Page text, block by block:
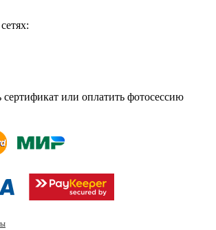
или оплатить фотосессию